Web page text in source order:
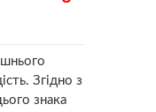
Згідно з
знака